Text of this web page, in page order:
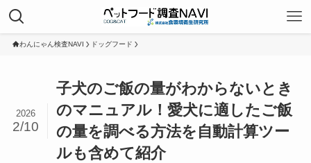
わんにゃん検査NAVI ドッグフード
子犬のご飯の量がわからないとき
のマニュアル！愛犬に適したご飯
の量を調べる方法を自動計算ツー
ルも含めて紹介
2026
2/10